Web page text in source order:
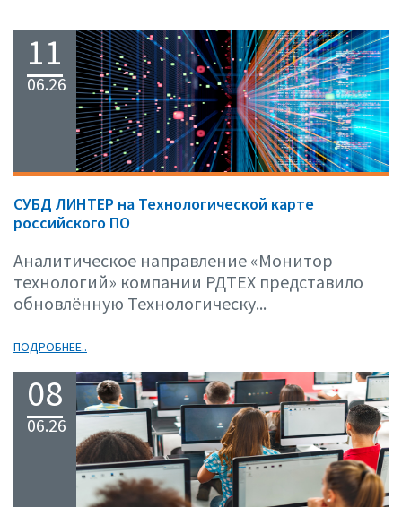
11
06.26
СУБД ЛИНТЕР на Технологической карте
российского ПО
Аналитическое направление «Монитор
технологий» компании РДТЕХ представило
обновлённую Технологическу...
ПОДРОБНЕЕ..
08
06.26